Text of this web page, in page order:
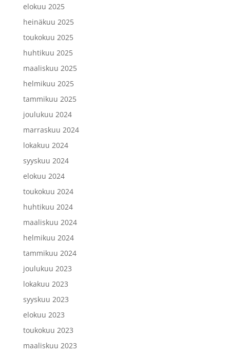
elokuu 2025
heinäkuu 2025
toukokuu 2025
huhtikuu 2025
maaliskuu 2025
helmikuu 2025
tammikuu 2025
joulukuu 2024
marraskuu 2024
lokakuu 2024
syyskuu 2024
elokuu 2024
toukokuu 2024
huhtikuu 2024
maaliskuu 2024
helmikuu 2024
tammikuu 2024
joulukuu 2023
lokakuu 2023
syyskuu 2023
elokuu 2023
toukokuu 2023
maaliskuu 2023